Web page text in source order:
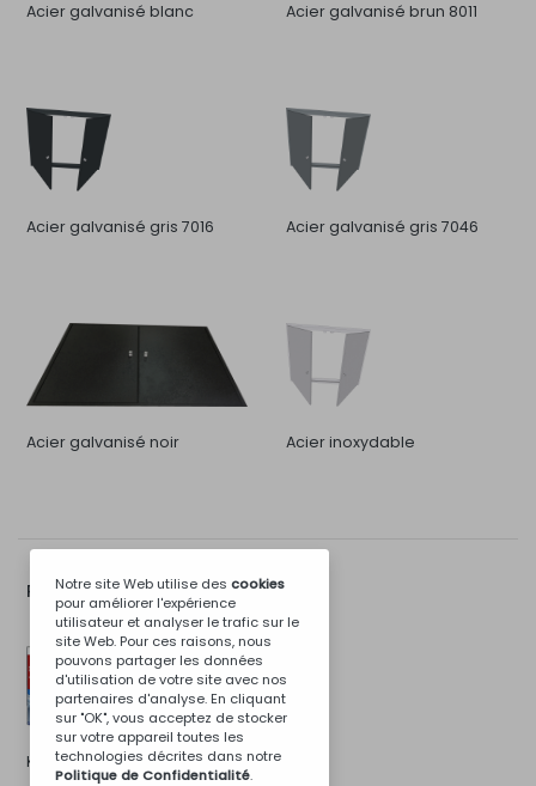
Acier galvanisé blanc Acier galvanisé brun 8011
Acier galvanisé gris 7016 Acier galvanisé gris 7046
Acier galvanisé noir Acier inoxydable
Plus d'Options...
Kit d'installation
Notre site Web utilise des cookies
pour améliorer l'expérience
utilisateur et analyser le trafic sur le
site Web. Pour ces raisons, nous
pouvons partager les données
d'utilisation de votre site avec nos
partenaires d'analyse. En cliquant
sur "OK", vous acceptez de stocker
sur votre appareil toutes les
technologies décrites dans notre
Politique de Confidentialité.